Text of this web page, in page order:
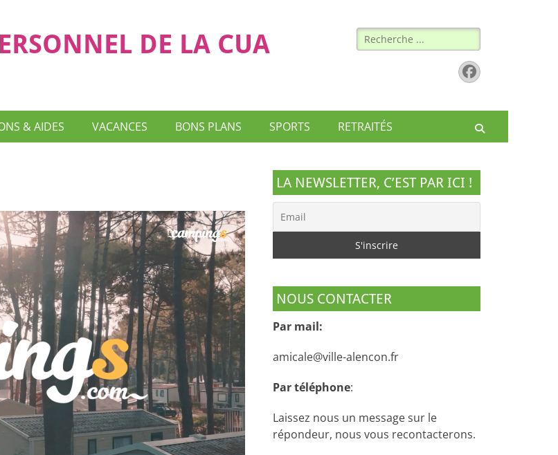
DE LA CUA Rechercher :
Facebook
& AIDES VACANCES BONS PLANS SPORTS RETRAITÉS
LA NEWSLETTER, C’EST PAR ICI !
NOUS CONTACTER
Par mail:
amicale@ville-alencon.fr
Par téléphone:
Laissez nous un message sur le
répondeur, nous vous recontacterons.